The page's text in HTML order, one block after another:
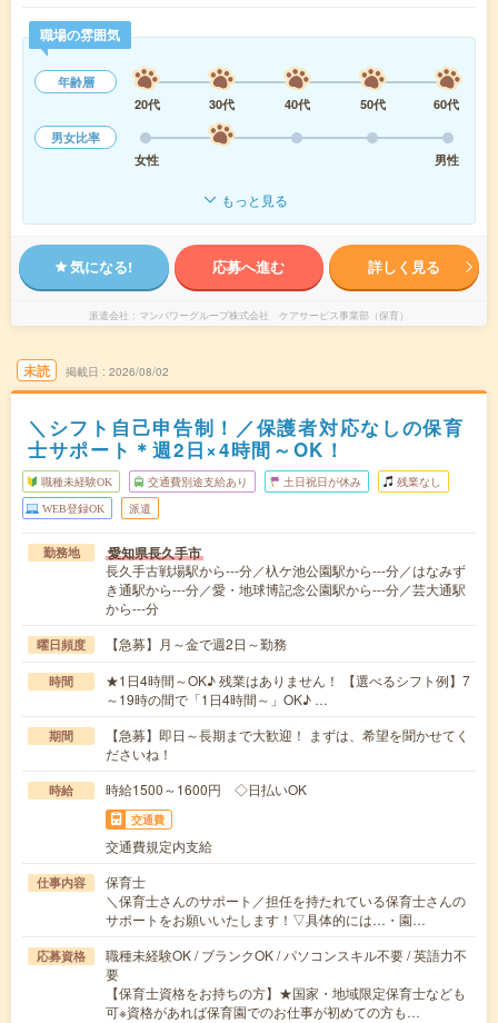
職場の雰囲気
年齢層
20代
30代 40代 50代
60代
男女比率
女性
男性
もっと見る
気になる! 応募へ進む 詳しく見る
派遣会社 マンパワーグループ株式会社 ケアサービス事業部（保育）
未読 掲載日 2026/08/02
＼シフト自己申告制！／保護者対応なしの保育
士サポート＊週2日×4時間～OK！
職種未経験OK 交通費別途支給あり 土日祝日が休み 残業なし
WEB登録OK 派遣
勤務地 愛知県長久手市
長久手古戦場駅から---分／杁ケ池公園駅から---分／はなみず
き通駅から---分／愛・地球博記念公園駅から---分／芸大通駅
から---分
曜日頻度 【急募】月～金で週2日～勤務
時間
★1日4時間～OK♪ 残業はありません！ 【選べるシフト例】7
～19時の間で「1日4時間～」OK♪ …
期間
【急募】即日～長期まで大歓迎！ まずは、希望を聞かせてく
ださいね！
時給 時給1500～1600円 ◇日払いOK
交通費
交通費規定内支給
仕事内容
保育士
＼保育士さんのサポート／担任を持たれている保育士さんの
サポートをお願いいたします！▽具体的には…・園…
応募資格
職種未経験OK / ブランクOK / パソコンスキル不要 / 英語力不
要
【保育士資格をお持ちの方】★国家・地域限定保育士なども
可※資格があれば保育園でのお仕事が初めての方も…